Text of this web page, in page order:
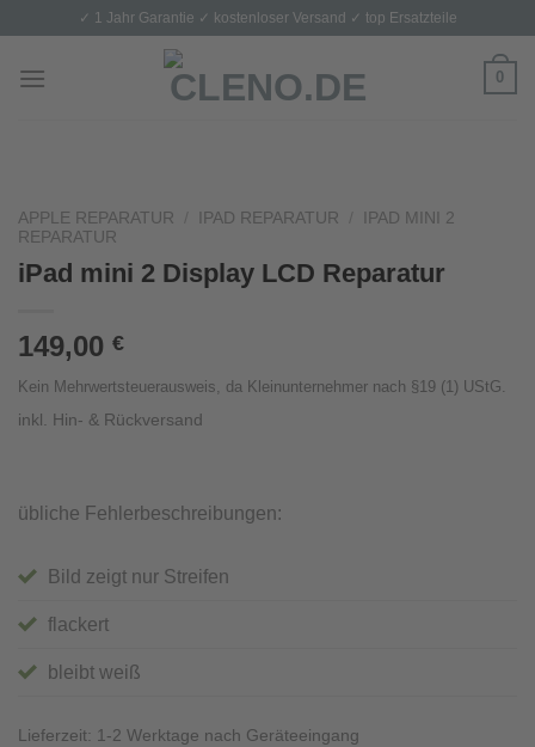
content
✓ 1 Jahr Garantie ✓ kostenloser Versand ✓ top Ersatzteile
0
APPLE REPARATUR IPAD REPARATUR
IPAD MINI 2
REPARATUR
iPad mini 2 Display LCD Reparatur
149,00 €
Kein Mehrwertsteuerausweis, da Kleinunternehmer nach §19 (1) UStG.
inkl. Hin- & Rückversand
übliche Fehlerbeschreibungen:
Bild zeigt nur Streifen
flackert
bleibt weiß
Lieferzeit: 1-2 Werktage nach Geräteeingang